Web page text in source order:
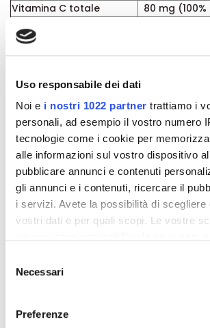
Uso responsabile dei dati
Noi e i nostri 1022 partner trattiamo i
personali, ad esempio il vostro numero
tecnologie come i cookie per
alle informazioni sul vostro dispositivo
pubblicare annunci e contenuti
gli annunci e i contenuti, ricercare il
i servizi. Avete la possibilità di scegliere
vostri dati e per quali scopi. Le vostre
modificare o revocare il proprio
momento dalla Dichiarazione sui
delNecessari
Preferenze
Vitamina C totale
80 mg (100%
di cui vitamina C
*Valore nutritivo di riferimento
Formato:
Blister da 30 capsule.
Dettagli del prodotto
About ESI
Altri prodotti che